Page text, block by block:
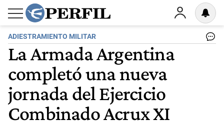
ADIESTRAMIENTO MILITAR
La Armada Argentina
completó una nueva
jornada del Ejercicio
Combinado Acrux XI